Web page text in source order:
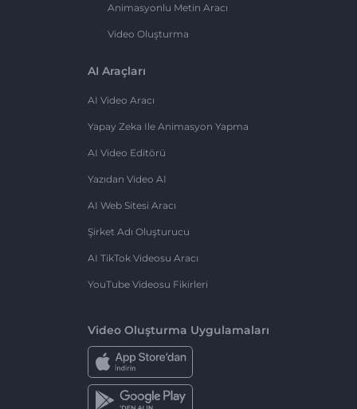
Animasyonlu Metin Aracı
Video Oluşturma
AI Araçları
AI Video Aracı
Yapay Zeka Ile Animasyon Yapma
AI Video Editörü
Yazıdan Video AI
AI Web Sitesi Aracı
Şirket Adı Oluşturucu
AI TikTok Videosu Aracı
YouTube Videosu Fikirleri
Video Oluşturma Uygulamaları